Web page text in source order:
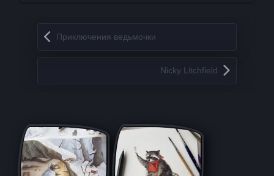
Запись навигация
Приключения ведьмочки
Nicky Litchfield